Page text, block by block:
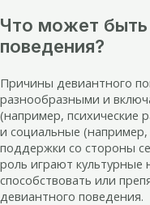
Что может быть
поведения?
Причины девиантного
разнообразными и
(например, психические
и социальные (например,
поддержки со стороны
роль играют
способствовать или
девиантного поведения.